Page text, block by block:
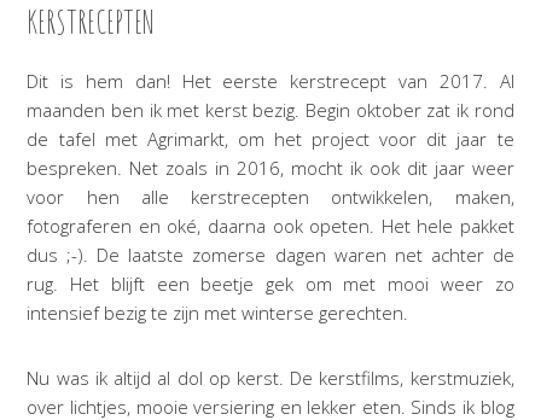
KERSTRECEPTEN
Dit is hem dan! Het eerste kerstrecept van 2017. Al
maanden ben ik met kerst bezig. Begin oktober zat ik rond
de tafel met Agrimarkt, om het project voor dit jaar te
bespreken. Net zoals in 2016, mocht ik ook dit jaar weer
voor hen alle kerstrecepten ontwikkelen, maken,
fotograferen en oké, daarna ook opeten. Het hele pakket
dus ;-). De laatste zomerse dagen waren net achter de
rug. Het blijft een beetje gek om met mooi weer zo
intensief bezig te zijn met winterse gerechten.
Nu was ik altijd al dol op kerst. De kerstfilms, kerstmuziek,
over lichtjes, mooie versiering en lekker eten. Sinds ik blog